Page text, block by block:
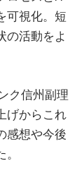
可視化。短
の活動をよ
ク信州副理
げからこれ
感想や今後